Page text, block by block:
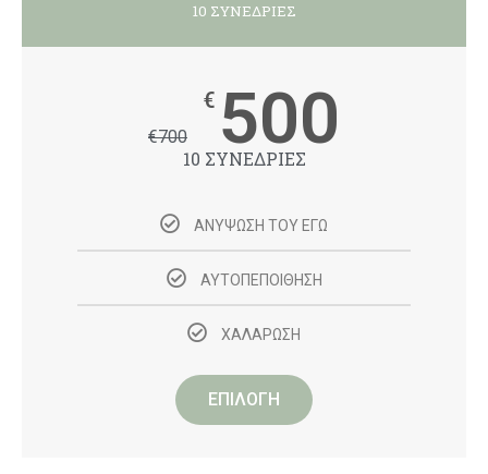
10 ΣΥΝΕΔΡΙΕΣ
€700
€ 500
10 ΣΥΝΕΔΡΙΕΣ
ΑΝΥΨΩΣΗ ΤΟΥ ΕΓΩ
ΑΥΤΟΠΕΠΟΙΘΗΣΗ
ΧΑΛΑΡΩΣΗ
ΕΠΙΛΟΓΗ